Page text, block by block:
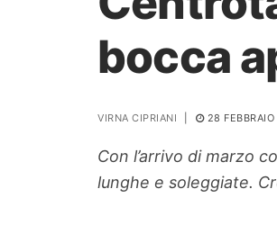
bocca
VIRNA CIPRIANI 28
Con l’arrivo di marzo
lunghe e soleggiate.